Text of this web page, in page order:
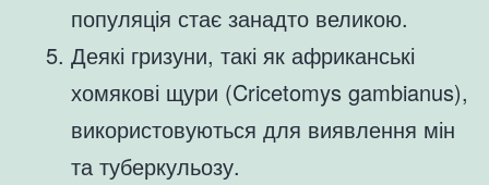
популяція стає занадто великою.
Деякі гризуни, такі як африканські
хомякові щури (Cricetomys gambianus),
використовуються для виявлення мін
та туберкульозу.